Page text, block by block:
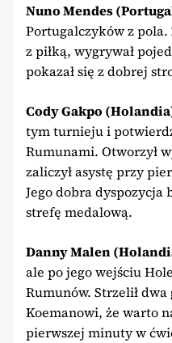
Nuno Mendes
Portugalczyków z pola.
z piłką, wygrywał
pokazał się z dobrej
Cody Gakpo
tym turnieju i
Rumunami. Otworzył
zaliczył asystę przy
Jego dobra dyspozycja
strefę medalową.
Danny Malen
ale po jego wejściu
Rumunów. Strzelił dwa
Koemanowi, że warto
pierwszej minuty w